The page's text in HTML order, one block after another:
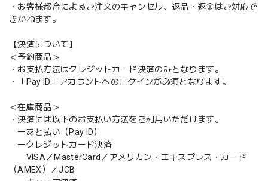
・お客様都合によるご注文のキャンセル、返品・返金はご対応で
きかねます。
【決済について】
＜予約商品＞
・お支払方法はクレジットカード決済のみとなります。
・「Pay ID」アカウントへのログインが必須となります。
＜在庫商品＞
・決済には以下のお支払い方法をご利用いただけます。
ーあと払い（Pay ID）
ークレジットカード決済
VISA／MasterCard／アメリカン・エキスプレス・カード
（AMEX）／JCB